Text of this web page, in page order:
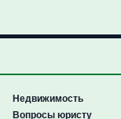
Недвижимость
Вопросы юристу